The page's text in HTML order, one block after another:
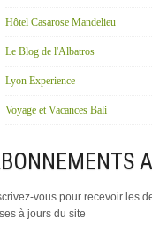
Hôtel Casarose Mandelieu
Le Blog de l'Albatros
Lyon Experience
Voyage et Vacances Bali
vous pour recevoir les
à jours du site